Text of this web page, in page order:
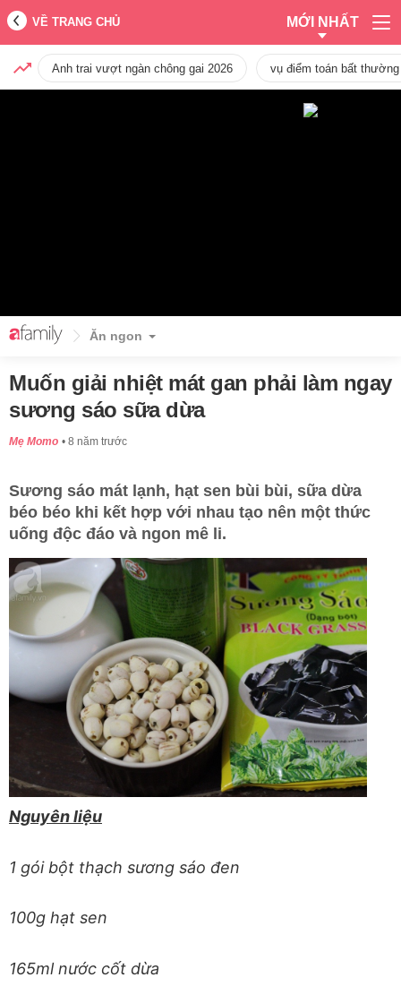
VỀ TRANG CHỦ MỚI NHẤT
Anh trai vượt ngàn chông gai 2026 vụ điểm toán bất
Ăn ngon
Muốn giải nhiệt mát gan phải làm ngay
sương sáo sữa dừa
Mẹ Momo 8 năm trước
Sương sáo mát lạnh, hạt sen bùi bùi, sữa dừa
béo béo khi kết hợp với nhau tạo nên một thức
uống độc đáo và ngon mê li.
Nguyên liệu
1 gói bột thạch sương sáo đen
100g hạt sen
165ml nước cốt dừa